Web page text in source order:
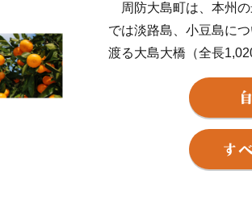
周防大島町は、本州の
では淡路島、小豆島に
渡る大島大橋（全長
2004年（平成16年）
東和町・橘町）が合併
通じて比較的温暖で、
り、穏やかな瀬戸内海
な自然が心を癒してくれ
周防大島は、「瀬戸内